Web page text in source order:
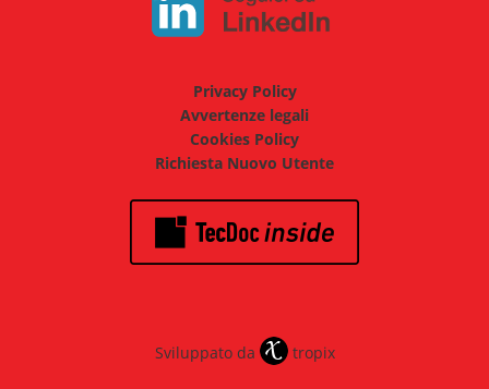
Privacy Policy
Avvertenze legali
Cookies Policy
Richiesta Nuovo Utente
Sviluppato da tropix